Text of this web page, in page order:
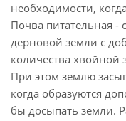
необходимости,
Почва питательная -
дерновой земли с
количества хвойной
При этом землю
когда образуются
бы досыпать земли.